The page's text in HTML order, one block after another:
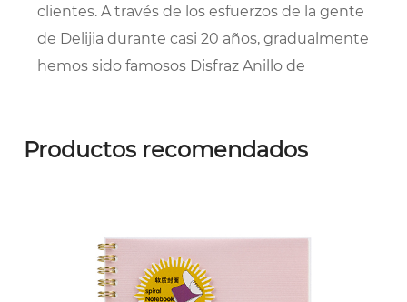
clientes. A través de los esfuerzos de la gente
de Delijia durante casi 20 años, gradualmente
hemos sido famosos Disfraz Anillo de
empresa, y ha sido reconocido por la
"Delijia" fue reconocida como una marca
comercial famosa en Taizhou y participó en la
Productos recomendados